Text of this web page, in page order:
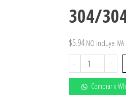
304/
$5.94 NO incluye IVA
-
Brida
ciega
1/2"
150#
+
Comprar x